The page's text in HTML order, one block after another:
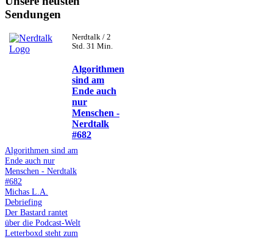
Sendungen
Nerdtalk / 2
Std. 31 Min.
Algorithmen
sind am
Ende auch
nur
Menschen -
Nerdtalk
#682
Algorithmen sind am
Ende auch nur
Menschen - Nerdtalk
#682
Michas L.A.
Debriefing
Der Bastard rantet
über die Podcast-Welt
Letterboxd steht zum